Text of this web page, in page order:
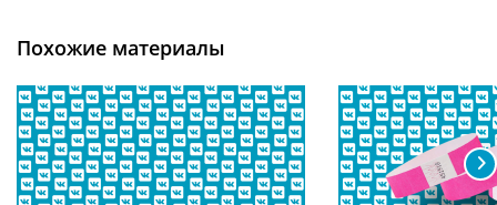
Похожие материалы